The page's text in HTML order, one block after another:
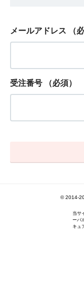
メールアドレス （
受注番号 （必須）
© 2014-
当サ
ーバ
キュ